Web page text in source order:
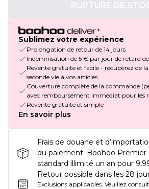
RUPTURE DE
Sublimez votre expérience
Prolongation de retour de 14 jours
Indemnisation de 5 € par jour de retard
Revente gratuite et facile - récupérez de
seconde vie à vos articles.
Couverture complète de la commande
avec remboursement immédiat pour les
Revente gratuite et simple
En savoir plus
Frais de douane et
du paiement. Boohoo Premier
standard illimité un an pour
Retour possible dans les 28
Exclusions applicables. Veuillez